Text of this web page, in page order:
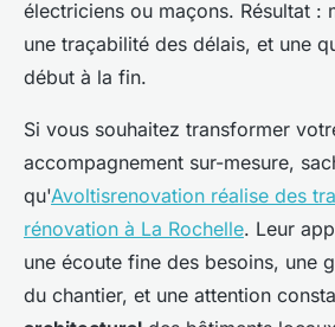
électriciens ou maçons. Résultat :
une traçabilité des délais, et une
début à la fin.
Si vous souhaitez transformer
accompagnement sur-mesure,
qu'Avoltisrenovation réalise des
rénovation à La Rochelle. Leur
une écoute fine des besoins, une
du chantier, et une attention